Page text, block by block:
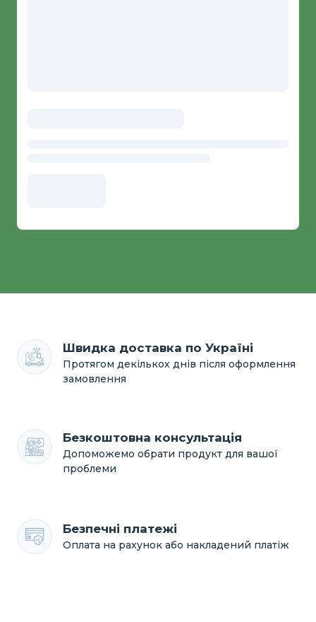
Швидка доставка по Україні
Протягом декількох днів після оформлення
замовлення
Безкоштовна консультація
Допоможемо обрати продукт для вашої
проблеми
Безпечні платежі
Оплата на рахунок або накладений платіж